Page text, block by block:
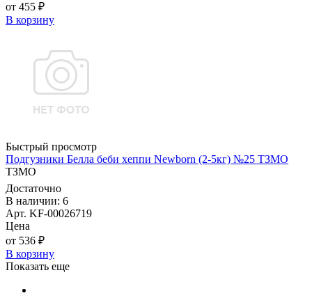
от 455 ₽
В корзину
Быстрый просмотр
Подгузники Белла беби хеппи Newborn (2-5кг) №25 ТЗМО
ТЗМО
Достаточно
В наличии: 6
Арт. KF-00026719
Цена
от 536 ₽
В корзину
Показать еще